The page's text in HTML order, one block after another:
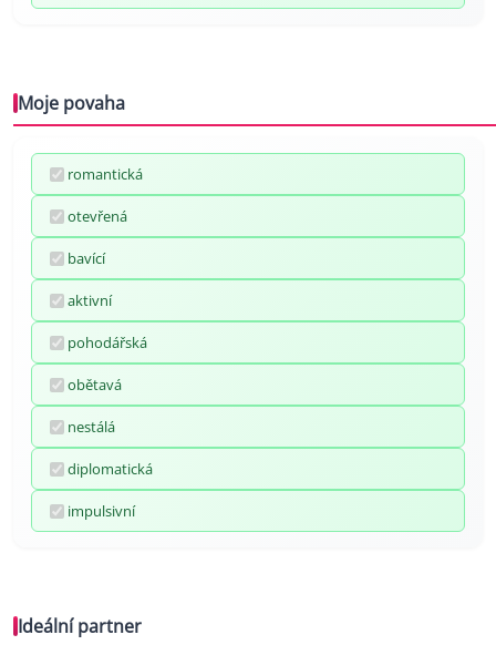
Moje povaha
romantická
otevřená
bavící
aktivní
pohodářská
obětavá
nestálá
diplomatická
impulsivní
Ideální partner